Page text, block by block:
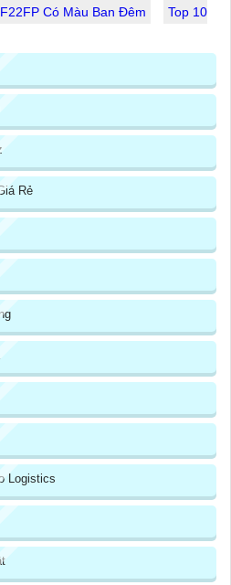
Có Màu Ban Đêm
Top 10
Rẻ
Logistics